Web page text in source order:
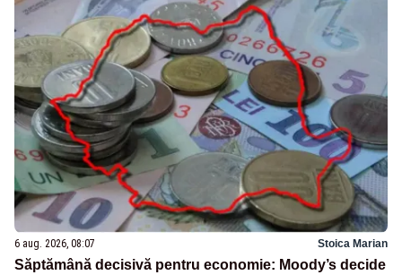
6 aug. 2026, 08:07 Stoica Marian
Săptămână decisivă pentru economie: Moody’s decide